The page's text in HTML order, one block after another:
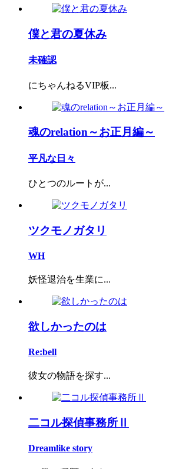
僕と君の夏休み
未確認
にちゃんねるVIP板...
魂のrelation～お正月編～
平凡な日々
ひとつのルートが...
ツクモノガタリ
WH
妖怪退治を生業に...
欲しかったのは
Re:bell
彼女の物語を探す...
二コル探偵事務所Ⅱ
Dreamlike story